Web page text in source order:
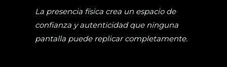
La presencia física crea un espacio de
confianza y autenticidad que ninguna
pantalla puede replicar completamente.